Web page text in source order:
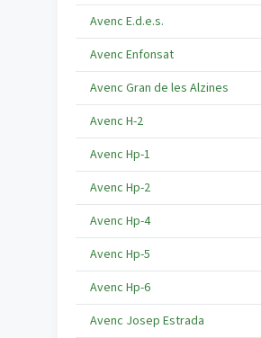
Avenc E.d.e.s.
Avenc Enfonsat
Avenc Gran de les Alzines
Avenc H-2
Avenc Hp-1
Avenc Hp-2
Avenc Hp-4
Avenc Hp-5
Avenc Hp-6
Avenc Josep Estrada